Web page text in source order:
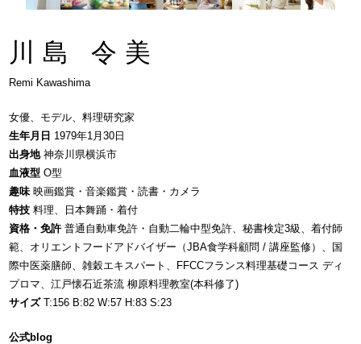
川島 令美
Remi Kawashima
女優、モデル、料理研究家
生年月日 1979年1月30日
出身地神奈川県横浜市
血液型 O型
趣味 映画鑑賞・音楽鑑賞・読書・カメラ
特技 料理、日本舞踊・着付
資格・免許普通自動車免許・自動二輪中型免許、秘書検定3級、着付師
範、オリエントフードアドバイザー（JBA食学科顧問 / 講座監修）、国
際中医薬膳師、雑穀エキスパート、FFCCフランス料理基礎コース ディ
プロマ、江戸懐石近茶流 柳原料理教室(本科修了)
サイズT:156 B:82 W:57 H:83 S:23
公式blog